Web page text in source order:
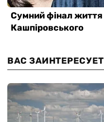
ВАС ЗАИНТЕРЕСУЕТ